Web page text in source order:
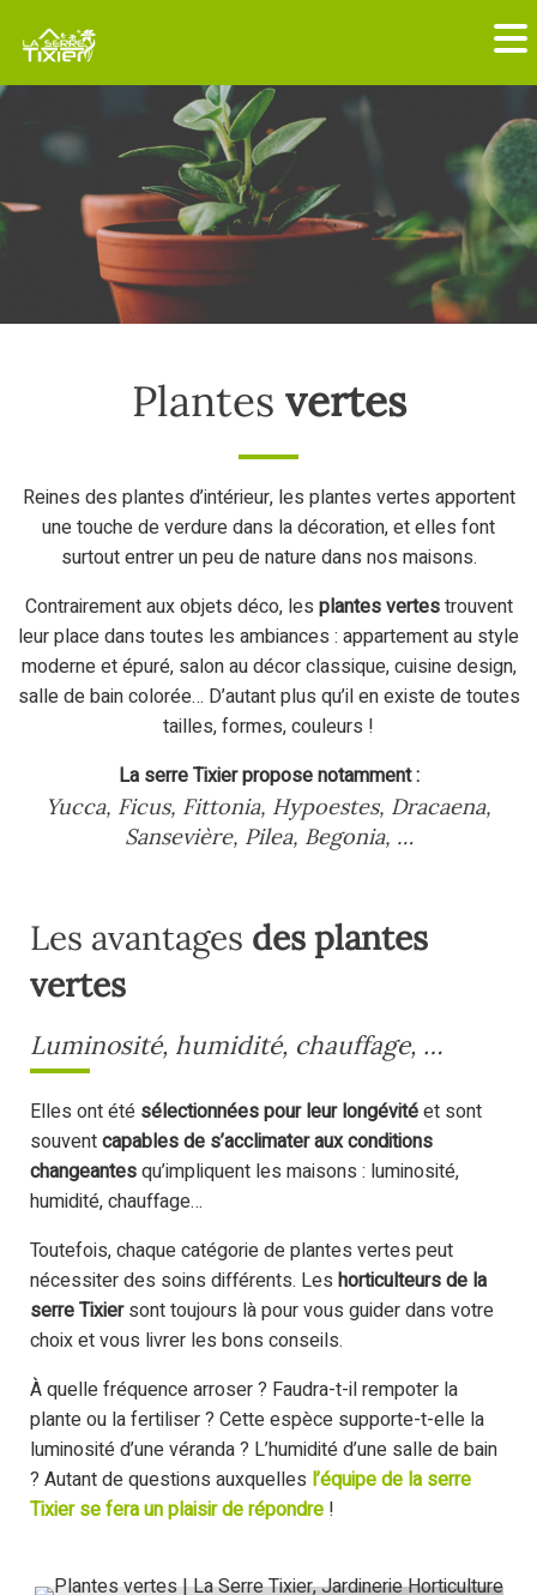
Plantes vertes
Reines des plantes d’intérieur, les plantes vertes apportent
une touche de verdure dans la décoration, et elles font
surtout entrer un peu de nature dans nos maisons.
Contrairement aux objets déco, les plantes vertestrouvent
leur place dans toutes les ambiances : appartement au style
moderne et épuré, salon au décor classique, cuisine design,
salle de bain colorée… D’autant plus qu’il en existe de toutes
tailles, formes, couleurs !
La serre Tixier propose notamment :
Yucca, Ficus, Fittonia, Hypoestes, Dracaena,
Sansevière, Pilea, Begonia, …
Les avantages des plantes
vertes
Luminosité, humidité, chauffage, …
Elles ont été sélectionnées pour leur longévitéet sont
souventcapables de s’acclimater aux conditions
changeantesqu’impliquent les maisons : luminosité,
humidité, chauffage…
Toutefois, chaque catégorie de plantes vertes peut
nécessiter des soins différents. Les horticulteurs de la
serre Tixiersont toujours là pour vous guider dans votre
choix et vous livrer les bons conseils.
À quelle fréquence arroser ? Faudra-t-il rempoter la
plante ou la fertiliser ? Cette espèce supporte-t-elle la
luminosité d’une véranda ? L’humidité d’une salle de bain
? Autant de questions auxquelles l’équipe de la serre
Tixier se fera un plaisir de répondre !